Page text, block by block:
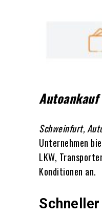
Schweinfurt,
Unternehmen
LKW,
Konditionen an.